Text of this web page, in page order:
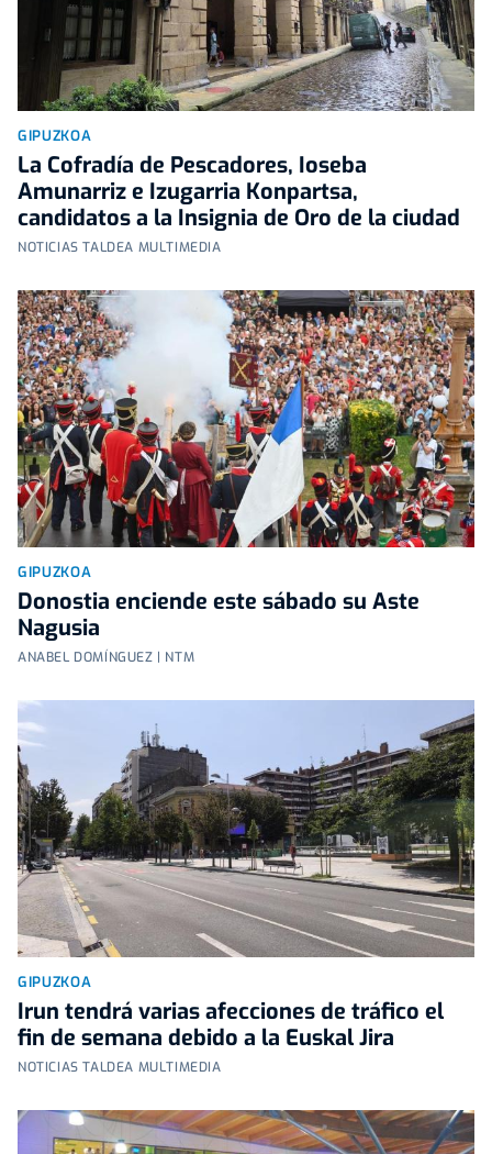
GIPUZKOA
La Cofradía de Pescadores, Ioseba
Amunarriz e Izugarria Konpartsa,
candidatos a la Insignia de Oro de la ciudad
NOTICIAS TALDEA MULTIMEDIA
GIPUZKOA
Donostia enciende este sábado su Aste
Nagusia
ANABEL DOMÍNGUEZ | NTM
GIPUZKOA
Irun tendrá varias afecciones de tráfico el
fin de semana debido a la Euskal Jira
NOTICIAS TALDEA MULTIMEDIA